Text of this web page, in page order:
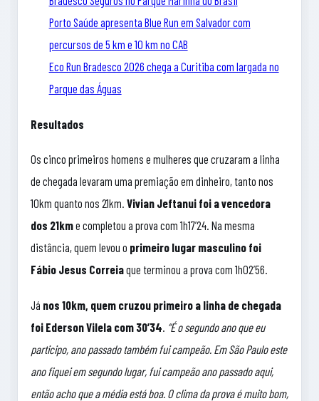
Porto Saúde apresenta Blue Run em Salvador com
percursos de 5 km e 10 km no CAB
Eco Run Bradesco 2026 chega a Curitiba com largada no
Parque das Águas
Resultados
Os cinco primeiros homens e mulheres que cruzaram a linha
de chegada levaram uma premiação em dinheiro, tanto nos
10km quanto nos 21km. Vivian Jeftanui foi a vencedora
dos 21kme completou a prova com 1h17’24. Na mesma
distância, quem levou o primeiro lugar masculino foi
Fábio Jesus Correiaque terminou a prova com 1h02’56.
Já nos 10km, quem cruzou primeiro a linha de chegada
foi Ederson Vilela com 30’34 “É o segundo ano que eu
participo, ano passado também fui campeão. Em São Paulo este
ano fiquei em segundo lugar, fui campeão ano passado aqui,
então acho que a média está boa. O clima da prova é muito bom,